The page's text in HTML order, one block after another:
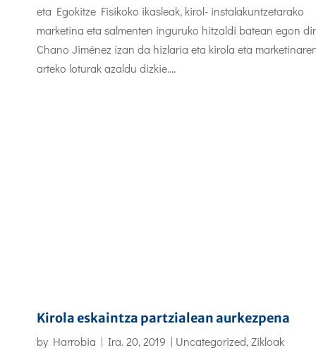
eta Egokitze Fisikoko ikasleak, kirol- instalakuntzetarako
marketina eta salmenten inguruko hitzaldi batean egon
Chano Jiménez izan da hizlaria eta kirola eta
arteko loturak azaldu dizkie....
Kirola eskaintza partzialean aurkezpena
by Harrobia | Ira. 20, 2019 | Uncategorized,Zikloak